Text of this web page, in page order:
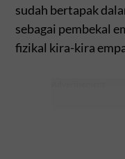
sudah bertapak
sebagai pembekal
fizikal kira-kira